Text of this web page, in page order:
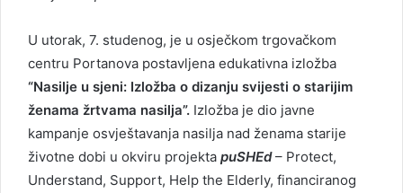
U utorak, 7. studenog, je u osječkom trgovačkom
centru Portanova postavljena edukativna izložba
“Nasilje u sjeni: Izložba o dizanju svijesti o starijim
ženama žrtvama nasilja”. Izložba je dio javne
kampanje osvještavanja nasilja nad ženama starije
životne dobi u okviru projekta puSHEd– Protect,
Understand, Support, Help the Elderly, financiranog